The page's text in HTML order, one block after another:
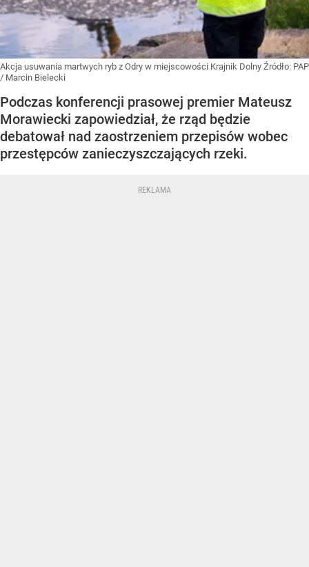
Akcja usuwania martwych ryb z Odry w miejscowości Krajnik Dolny Źródło: PAP
/ Marcin Bielecki
Podczas konferencji prasowej premier Mateusz
Morawiecki zapowiedział, że rząd będzie
debatował nad zaostrzeniem przepisów wobec
przestępców zanieczyszczających rzeki.